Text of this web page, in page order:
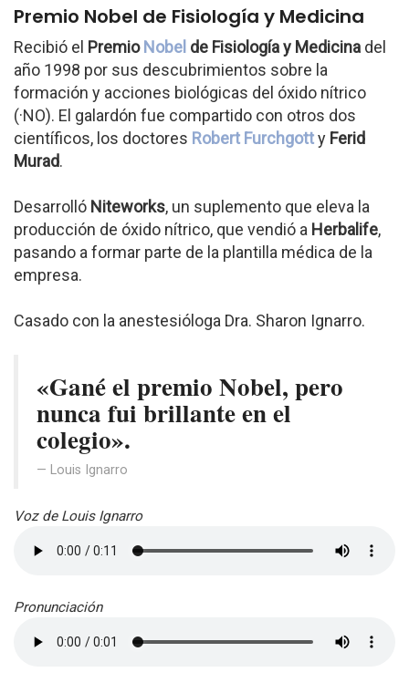
Premio Nobel de Fisiología y Medicina
Recibió el PremioNobel de Fisiología y Medicina del
año 1998 por sus descubrimientos sobre la
formación y acciones biológicas del óxido nítrico
(·NO). El galardón fue compartido con otros dos
científicos, los doctores Robert Furchgotty Ferid
Murad.
Desarrolló Niteworks, un suplemento que eleva la
producción de óxido nítrico, que vendió a Herbalife,
pasando a formar parte de la plantilla médica de la
empresa.
Casado con la anestesióloga Dra. Sharon Ignarro.
«Gané el premio Nobel, pero
nunca fui brillante en el
colegio».
Louis Ignarro
Voz de Louis Ignarro
Pronunciación